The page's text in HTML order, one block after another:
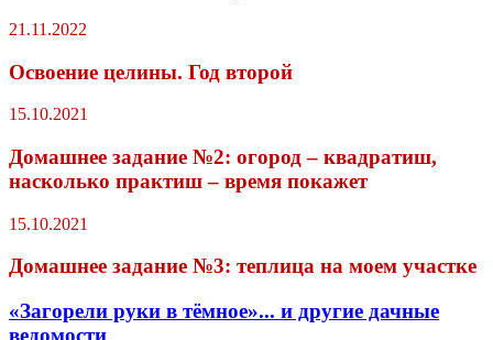
21.11.2022
Освоение целины. Год второй
15.10.2021
Домашнее задание №2: огород – квадратиш,
насколько практиш – время покажет
15.10.2021
Домашнее задание №3: теплица на моем участке
«Загорели руки в тёмное»... и другие дачные
ведомости